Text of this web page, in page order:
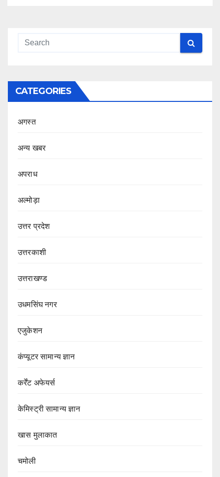
CATEGORIES
अगस्त
अन्य खबर
अपराध
अल्मोड़ा
उत्तर प्रदेश
उत्तरकाशी
उत्तराखण्ड
उधमसिंघ नगर
एजुकेशन
कंप्यूटर सामान्य ज्ञान
कर्रेंट अफेयर्स
केमिस्ट्री सामान्य ज्ञान
खास मुलाकात
चमोली